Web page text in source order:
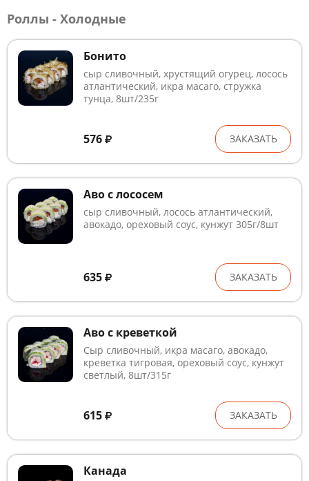
Роллы - Холодные
Бонито
сыр сливочный, хрустящий огурец, лосось
атлантический, икра масаго, стружка
тунца, 8шт/235г
576 ЗАКАЗАТЬ
Аво с лососем
сыр сливочный, лосось атлантический,
авокадо, ореховый соус, кунжут 305г/8шт
635 ЗАКАЗАТЬ
Аво с креветкой
Сыр сливочный, икра масаго, авокадо,
креветка тигровая, ореховый соус, кунжут
светлый, 8шт/315г
615 ЗАКАЗАТЬ
Канада